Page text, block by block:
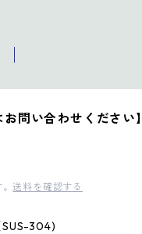
問い合わせください】
。送料を確認する
SUS-304)